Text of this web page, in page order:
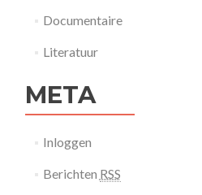
Documentaire
Literatuur
META
Inloggen
Berichten RSS